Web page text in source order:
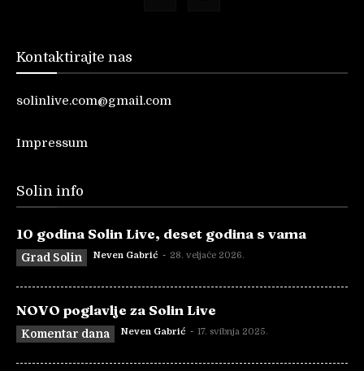
Kontaktirajte nas
solinlive.com@gmail.com
Impressum
Solin info
10 godina Solin Live, deset godina s vama
Grad Solin Neven Gabrić - 28. veljače 2026.
NOVO poglavlje za Solin Live
Komentar dana Neven Gabrić - 17. svibnja 2025.